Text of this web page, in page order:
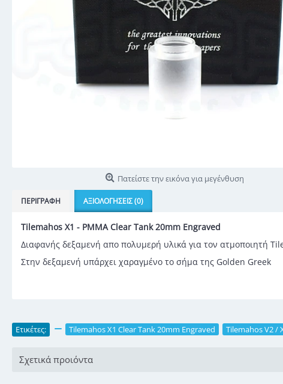
Πατείστε την εικόνα για μεγένθυση
ΠΕΡΙΓΡΑΦΉ ΑΞΙΟΛΟΓΉΣΕΙΣ (0)
Tilemahos X1 - PMMA Clear Tank 20mm Engraved
Διαφανής δεξαμενή απο πολυμερή υλικά για τον ατμοποιητή
Στην δεξαμενή υπάρχει χαραγμένο το σήμα της Golden Greek
Ετικέτες: Tilemahos X1 Clear Tank 20mm Engraved Tilemahos V2 /
Σχετικά προιόντα